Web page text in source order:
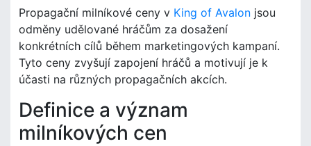
Propagační milníkové ceny v King of Avalon jsou
odměny udělované hráčům za dosažení
konkrétních cílů během marketingových kampaní.
Tyto ceny zvyšují zapojení hráčů a motivují je k
účasti na různých propagačních akcích.
Definice a význam
milníkových cen